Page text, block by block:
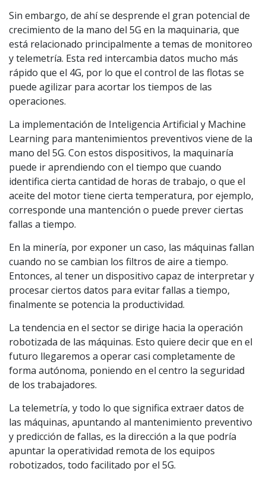
Sin embargo, de ahí se desprende el gran potencial de
crecimiento de la mano del 5G en la maquinaria, que
está relacionado principalmente a temas de monitoreo
y telemetría. Esta red intercambia datos mucho más
rápido que el 4G, por lo que el control de las flotas se
puede agilizar para acortar los tiempos de las
operaciones.
La implementación de Inteligencia Artificial y Machine
Learning para mantenimientos preventivos viene de la
mano del 5G. Con estos dispositivos, la maquinaría
puede ir aprendiendo con el tiempo que cuando
identifica cierta cantidad de horas de trabajo, o que el
aceite del motor tiene cierta temperatura, por ejemplo,
corresponde una mantención o puede prever ciertas
fallas a tiempo.
En la minería, por exponer un caso, las máquinas fallan
cuando no se cambian los filtros de aire a tiempo.
Entonces, al tener un dispositivo capaz de interpretar y
procesar ciertos datos para evitar fallas a tiempo,
finalmente se potencia la productividad.
La tendencia en el sector se dirige hacia la operación
robotizada de las máquinas. Esto quiere decir que en el
futuro llegaremos a operar casi completamente de
forma autónoma, poniendo en el centro la seguridad
de los trabajadores.
La telemetría, y todo lo que significa extraer datos de
las máquinas, apuntando al mantenimiento preventivo
y predicción de fallas, es la dirección a la que podría
apuntar la operatividad remota de los equipos
robotizados, todo facilitado por el 5G.